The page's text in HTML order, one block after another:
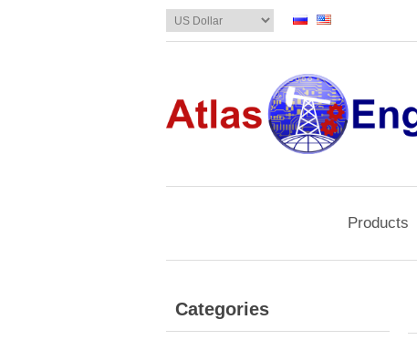
Products
Categories